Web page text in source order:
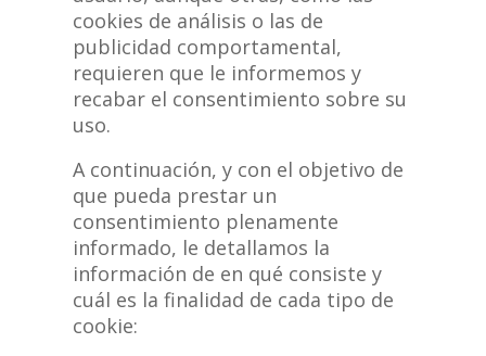
cookies de análisis o las de
publicidad comportamental,
requieren que le informemos y
recabar el consentimiento sobre su
uso.
A continuación, y con el objetivo de
que pueda prestar un
consentimiento plenamente
informado, le detallamos la
información de en qué consiste y
cuál es la finalidad de cada tipo de
cookie: